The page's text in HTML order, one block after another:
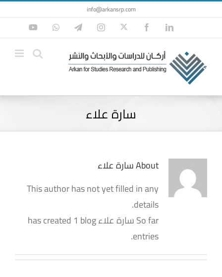
Skip
to
content
info@arkansrp.com
LinkedIn
Facebook
Twitter
Instagram
Telegram
WhatsApp
YouTube
سارة علاء
Aboutسارة علاء
This author has not yet filled in any
details.
So far سارة علاء has created 1 blog
entries.